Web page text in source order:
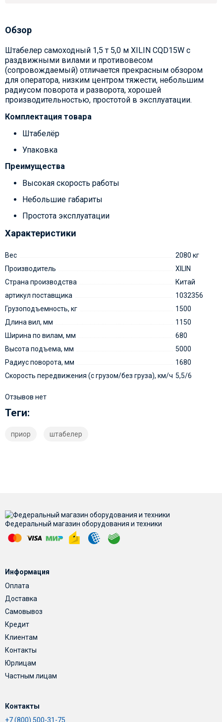
Обзор
Штабелер самоходный 1,5 т 5,0 м XILIN CQD15W с
раздвижными вилами и противовесом
(сопровождаемый) отличается прекрасным обзором
для оператора, низким центром тяжести, небольшим
радиусом поворота и разворота, хорошей
производительностью, простотой в эксплуатации.
Комплектация товара
Штабелёр
Упаковка
Преимущества
Высокая скорость работы
Небольшие габариты
Простота эксплуатации
Характеристики
Вес
2080 кг
Производитель
XILIN
Страна производства
Китай
артикул поставщика
1032356
Грузоподъемность, кг
1500
Длина вил, мм
1150
Ширина по вилам, мм
680
Высота подъема, мм
5000
Радиус поворота, мм
1680
Скорость передвижения (с грузом/без груза), км/ч 5,5/6
Отзывов нет
Теги:
приор штабелер
Федеральный магазин оборудования и техники
Информация
Оплата
Доставка
Самовывоз
Кредит
Клиентам
Контакты
Юрлицам
Частным лицам
Контакты
+7 (800) 500-31-75